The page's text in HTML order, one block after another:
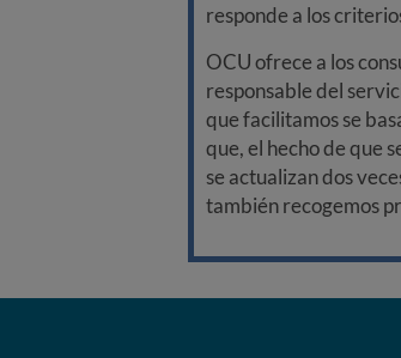
responde a los
OCU ofrece a los
responsable del
que facilitamos se
que, el hecho de que
se actualizan dos
también recogemos